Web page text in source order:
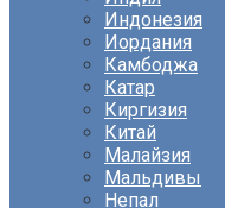
Индонезия
Иордания
Камбоджа
Катар
Киргизия
Китай
Малайзия
Мальдивы
Непал